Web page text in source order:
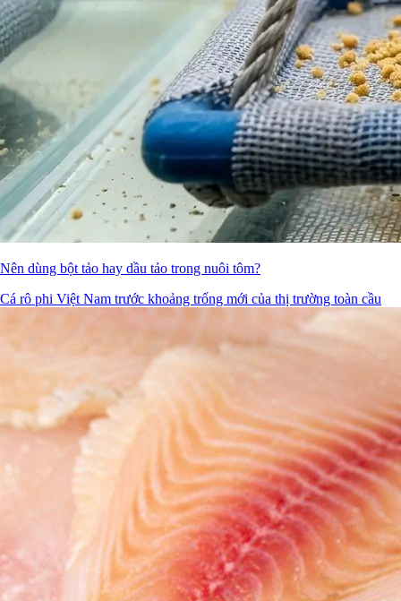
Nên dùng bột tảo hay dầu tảo trong nuôi tôm?
Cá rô phi Việt Nam trước khoảng trống mới của thị trường toàn cầu